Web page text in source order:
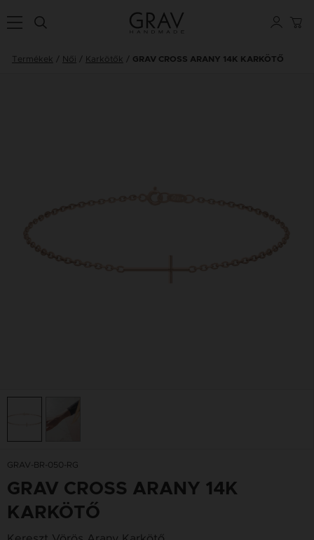
Termékek Női Karkötők GRAV CROSS ARANY 14K KARKÖTŐ
GRAV-BR-050-RG
GRAV CROSS ARANY 14K
KARKÖTŐ